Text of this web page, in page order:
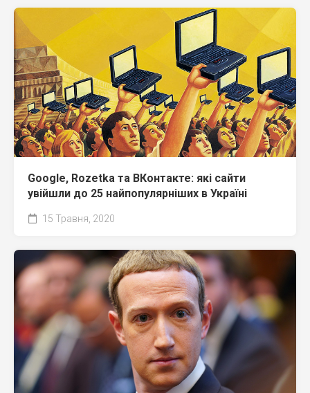
Google, Rozetka та ВКонтакте: які сайти
увійшли до 25 найпопулярніших в Україні
15 Травня, 2020